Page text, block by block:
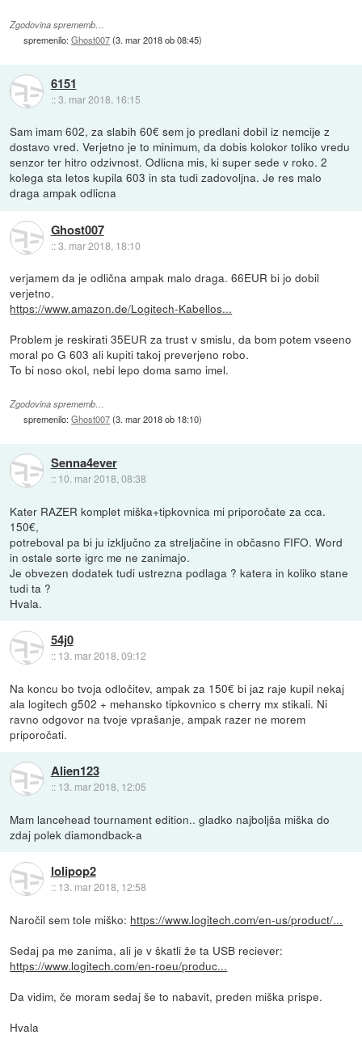
Zgodovina sprememb…
spremenilo:Ghost007(3. mar 2018 ob 08:45)
6151
::3. mar 2018, 16:15
Sam imam 602, za slabih 60€ sem jo predlani dobil iz nemcije z
dostavo vred. Verjetno je to minimum, da dobis kolokor toliko vredu
senzor ter hitro odzivnost. Odlicna mis, ki super sede v roko. 2
kolega sta letos kupila 603 in sta tudi zadovoljna. Je res malo
draga ampak odlicna
Ghost007
::3. mar 2018, 18:10
verjamem da je odlična ampak malo draga. 66EUR bi jo dobil
verjetno.
https://www.amazon.de/Logitech-Kabellos...
Problem je reskirati 35EUR za trust v smislu, da bom potem vseeno
moral po G 603 ali kupiti takoj preverjeno robo.
To bi noso okol, nebi lepo doma samo imel.
Zgodovina sprememb…
spremenilo:Ghost007(3. mar 2018 ob 18:10)
Senna4ever
:: 10. mar 2018, 08:38
Kater RAZER komplet miška+tipkovnica mi priporočate za cca.
150€,
potreboval pa bi ju izključno za streljačine in občasno FIFO. Word
in ostale sorte igrc me ne zanimajo.
Je obvezen dodatek tudi ustrezna podlaga ? katera in koliko stane
tudi ta ?
Hvala.
54j0
:: 13. mar 2018, 09:12
Na koncu bo tvoja odločitev, ampak za 150€ bi jaz raje kupil nekaj
ala logitech g502 + mehansko tipkovnico s cherry mx stikali. Ni
ravno odgovor na tvoje vprašanje, ampak razer ne morem
priporočati.
Alien123
:: 13. mar 2018, 12:05
Mam lancehead tournament edition.. gladko najboljša miška do
zdaj polek diamondback-a
lolipop2
:: 13. mar 2018, 12:58
Naročil sem tole miško: https://www.logitech.com/en-us/product/...
Sedaj pa me zanima, ali je v škatli že ta USB reciever:
https://www.logitech.com/en-roeu/produc...
Da vidim, če moram sedaj še to nabavit, preden miška prispe.
Hvala